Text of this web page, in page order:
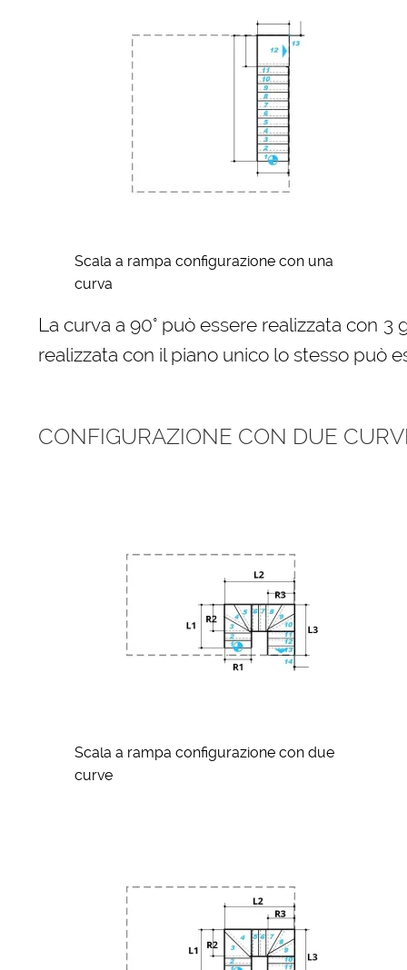
Scala a rampa configurazione con una
curva
La curva a 90° può essere realizzata con
realizzata con il piano unico lo stesso può
CONFIGURAZIONE CON DUE
Scala a rampa configurazione con due
curve